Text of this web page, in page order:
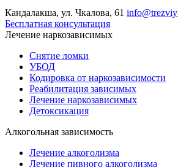
Кандалакша, ул. Чкалова, 61
Бесплатная консультация
Лечение наркозависимых
Снятие ломки
УБОД
Кодировка от наркозависимости
Реабилитация зависимых
Лечение наркозависимых
Детоксикация
Алкогольная зависимость
Лечение алкоголизма
Лечение пивного алкоголизма